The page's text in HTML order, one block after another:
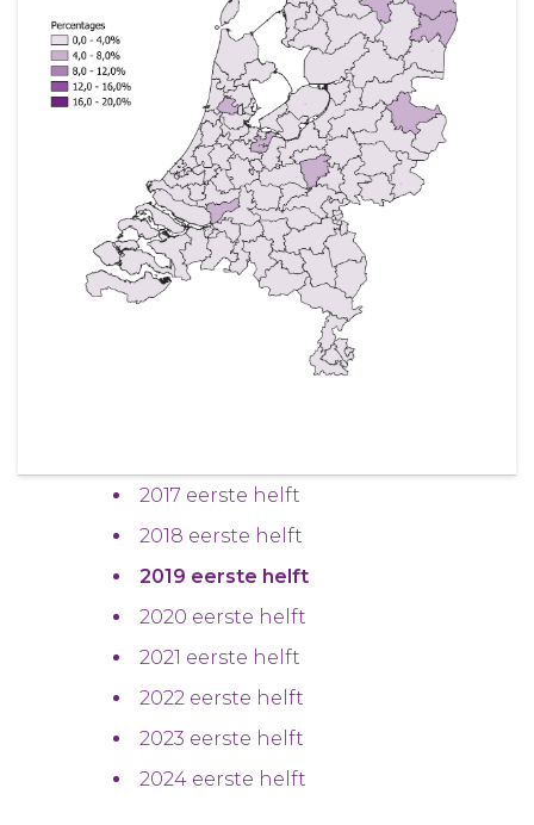
2017 eerste helft
2018 eerste helft
2019 eerste helft
2020 eerste helft
2021 eerste helft
2022 eerste helft
2023 eerste helft
2024 eerste helft